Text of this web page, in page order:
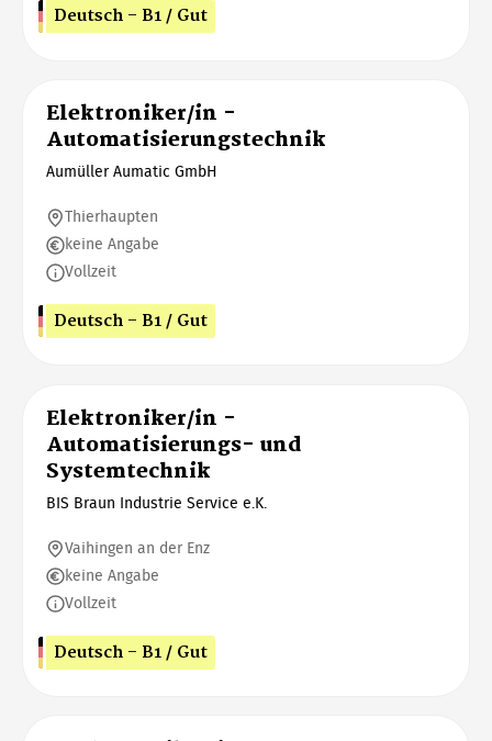
Deutsch - B1 / Gut
Elektroniker/in -
Automatisierungstechnik
Aumüller Aumatic GmbH
Thierhaupten
keine Angabe
Vollzeit
Deutsch - B1 / Gut
Elektroniker/in -
Automatisierungs- und
Systemtechnik
BIS Braun Industrie Service e.K.
Vaihingen an der Enz
keine Angabe
Vollzeit
Deutsch - B1 / Gut